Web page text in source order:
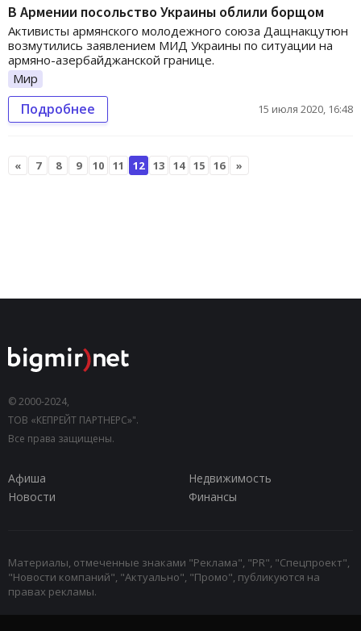
В Армении посольство Украины облили борщом
Активисты армянского молодежного союза Дащнакцутюн
возмутились заявлением МИД Украины по ситуации на
армяно-азербайджанской границе.
Мир
Подробнее 15 июля 2020, 16:48
« 7 8 9 10 11 12 13 14 15 16 »
© 2000-2024,
ТОВ «КЕПРЕЙТ ПАРТНЕРС»".
Все права защищены.
Афиша
Недвижимость
Новости
Финансы
Материалы, отмеченные знаками "Реклама", "PR", "Спецпроект",
"Новости компаний", "Актуально", "Промо", публикуются на
правах рекламы.